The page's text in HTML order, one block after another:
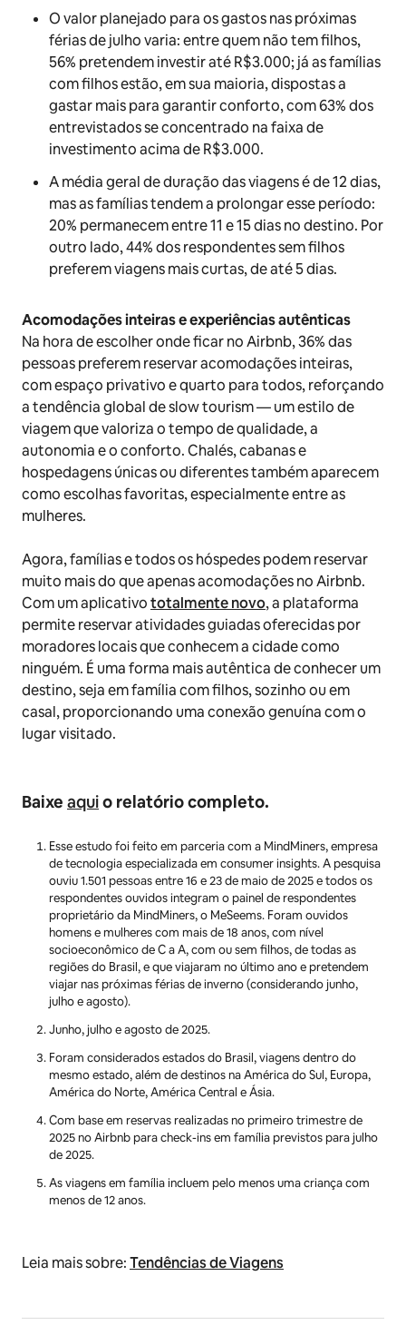
O valor planejado para os gastos nas próximas
férias de julho varia: entre quem não tem filhos,
56% pretendem investir até R$3.000; já as famílias
com filhos estão, em sua maioria, dispostas a
gastar mais para garantir conforto, com 63% dos
entrevistados se concentrado na faixa de
investimento acima de R$3.000.
A média geral de duração das viagens é de 12 dias,
mas as famílias tendem a prolongar esse período:
20% permanecem entre 11 e 15 dias no destino. Por
outro lado, 44% dos respondentes sem filhos
preferem viagens mais curtas, de até 5 dias.
Acomodações inteiras e experiências autênticas
Na hora de escolher onde ficar no Airbnb, 36% das
pessoas preferem reservar acomodações inteiras,
com espaço privativo e quarto para todos, reforçando
a tendência global deslow tourism— um estilo de
viagem que valoriza o tempo de qualidade, a
autonomia e o conforto. Chalés, cabanas e
hospedagens únicas ou diferentes também aparecem
como escolhas favoritas, especialmente entre as
mulheres.
Agora, famílias e todos os hóspedes podem reservar
muito mais do que apenas acomodações no Airbnb.
Com um aplicativototalmente novo, a plataforma
permite reservar atividades guiadas oferecidas por
moradores locais que conhecem a cidade como
ninguém. É uma forma mais autêntica de conhecer um
destino, seja em família com filhos, sozinho ou em
casal, proporcionando uma conexão genuína com o
lugar visitado.
Baixe aquio relatório completo.
Esse estudo foi feito em parceria com a MindMiners, empresa
de tecnologia especializada em consumer insights. A pesquisa
ouviu 1.501 pessoas entre 16 e 23 de maio de 2025 e todos os
respondentes ouvidos integram o painel de respondentes
proprietário da MindMiners, o MeSeems. Foram ouvidos
homens e mulheres com mais de 18 anos, com nível
socioeconômico de C a A, com ou sem filhos, de todas as
regiões do Brasil, e que viajaram no último ano e pretendem
viajar nas próximas férias de inverno (considerando junho,
julho e agosto).
Junho, julho e agosto de 2025.
Foram considerados estados do Brasil, viagens dentro do
mesmo estado, além de destinos na América do Sul, Europa,
América do Norte, América Central e Ásia.
Com base em reservas realizadas no primeiro trimestre de
2025 no Airbnb para check-ins em família previstos para julho
de 2025.
As viagens em família incluem pelo menos uma criança com
menos de 12 anos.
Leia mais sobre:Tendências de Viagens